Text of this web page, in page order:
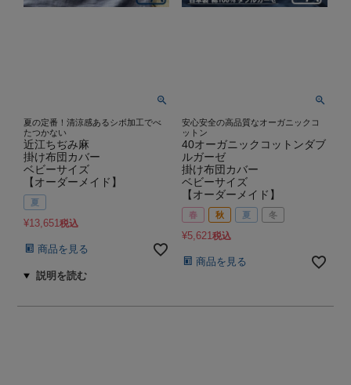
夏の定番！清涼感あるシボ加工でべ
たつかない
近江ちぢみ麻
掛け布団カバー
ベビーサイズ
【オーダーメイド】
夏
¥13,651税込
商品を見る
安心安全の高品質なオーガニックコ
ットン
40オーガニックコットンダブ
ルガーゼ
掛け布団カバー
ベビーサイズ
【オーダーメイド】
春 秋 夏 冬
¥5,621税込
商品を見る